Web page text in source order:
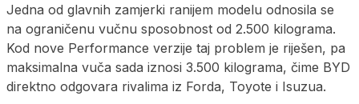
Jedna od glavnih zamjerki ranijem modelu odnosila se
na ograničenu vučnu sposobnost od 2.500 kilograma.
Kod nove Performance verzije taj problem je riješen, pa
maksimalna vuča sada iznosi 3.500 kilograma, čime BYD
direktno odgovara rivalima iz Forda, Toyote i Isuzua.